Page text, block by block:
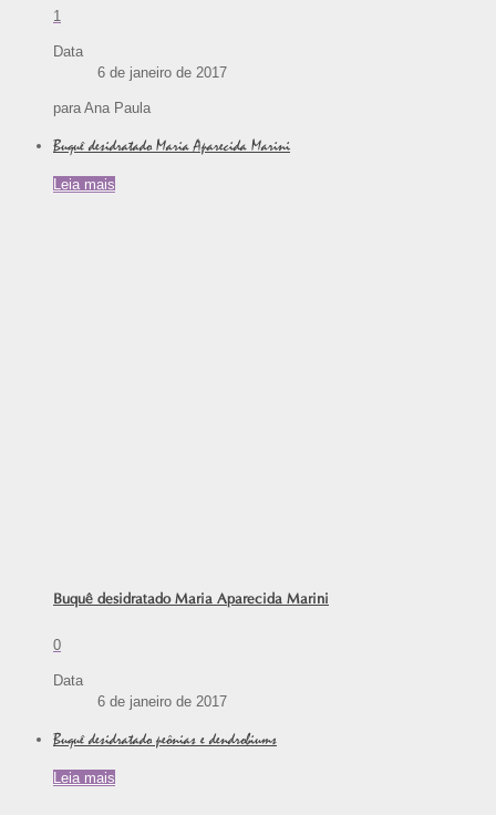
1
Data
6 de janeiro de 2017
para Ana Paula
Buquê desidratado Maria Aparecida Marini
Leia mais
Buquê desidratado Maria Aparecida Marini
0
Data
6 de janeiro de 2017
Buquê desidratado peônias e dendrobiums
Leia mais